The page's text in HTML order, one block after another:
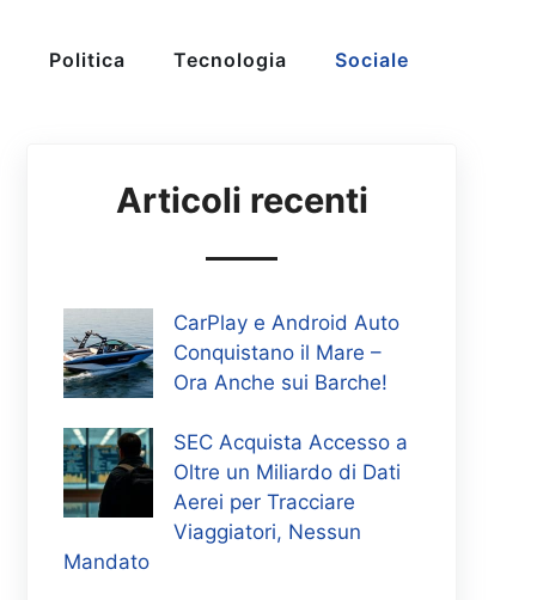
Politica Tecnologia Sociale
Articoli recenti
CarPlay e Android Auto
Conquistano il Mare –
Ora Anche sui Barche!
SEC Acquista Accesso a
Oltre un Miliardo di Dati
Aerei per Tracciare
Viaggiatori, Nessun
Mandato